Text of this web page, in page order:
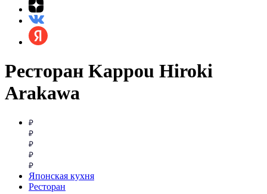
Ресторан Kappou Hiroki
Arakawa
Японская кухня
Ресторан